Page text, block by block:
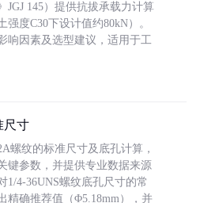
JGJ 145）提供抗拔承载力计算
度C30下设计值约80kN）。
响因素及选型建议，适用于工
尺寸
螺纹的标准尺寸及底孔计算，
键参数，并提供专业数据来源
1/4-36UNS螺纹底孔尺寸的常
精确推荐值（Φ5.18mm），并